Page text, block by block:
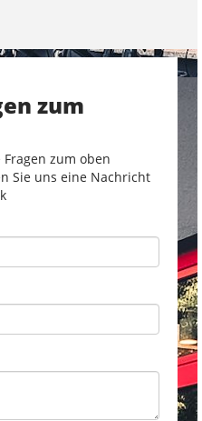
zum
zum oben
Sie uns eine Nachricht